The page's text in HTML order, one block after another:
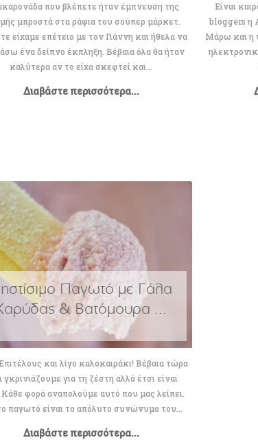
που βλέπετε ήταν έμπνευση της
μπροστά στα ράφια του σούπερ μάρκετ.
είχαμε επέτειο με τον Γιάννη και ήθελα να
ένα δείπνο έκπληξη. Βέβαια όλα θα ήταν
καλύτερα αν το είχα σκεφτεί και...
Διαβάστε περισσότερα...
Είναι
bloggers η
Μάρω και η
Παγωτό με Γάλα
& Βατόμουρα ...
και λίγο καλοκαιράκι! Βέβαια τώρα
γκρινιάζουμε για τη ζέστη αλλά έτσι είναι
φορά αναπολούμε αυτό που μας λείπει.
παγωτό είναι το απόλυτο συνώνυμο του...
Διαβάστε περισσότερα...